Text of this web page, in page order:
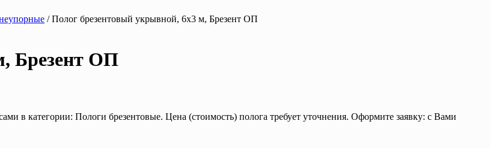
/ Полог брезентовый укрывной, 6х3 м, Брезент ОП
Брезент ОП
в категории: Пологи брезентовые. Цена (стоимость) полога требует уточнения. Оформите заявку: с Вами